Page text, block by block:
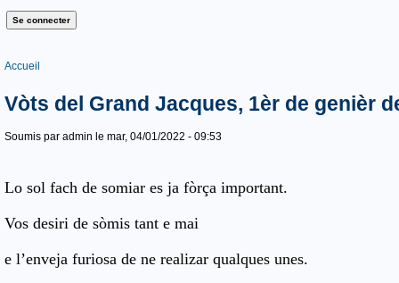
Vous êtes ici
Accueil
Vòts del Grand Jacques, 1èr de genièr
Soumis par admin le mar, 04/01/2022 - 09:53
Lo sol fach de somiar es ja fòrça important.
Vos desiri de sòmis tant e mai
e l’enveja furiosa de ne realizar qualques unes.